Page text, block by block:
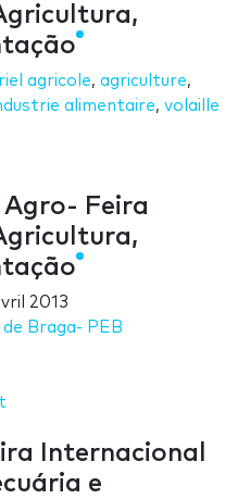
agricole, agriculture,
alimentaire, volaille
Feira
2013
Braga- PEB
Internacional
e